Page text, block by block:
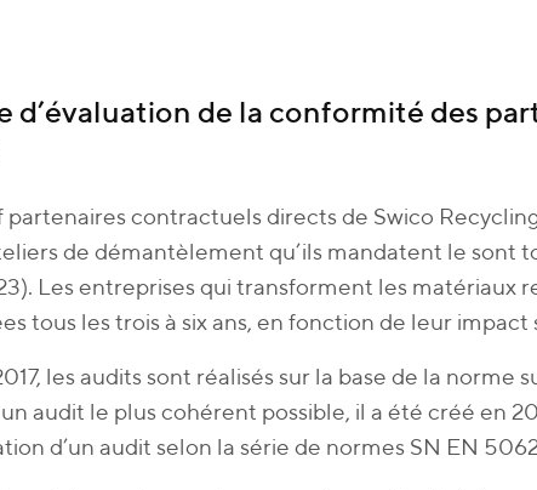
d’évaluation de la conformité des
partenaires contractuels directs de Swico
de démantèlement qu’ils mandatent le sont
Les entreprises qui transforment les matériaux
tous les trois à six ans, en fonction de leur impact
les audits sont réalisés sur la base de la norme
audit le plus cohérent possible, il a été créé en
d’un audit selon la série de normes SN EN